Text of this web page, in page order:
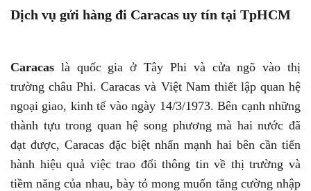
Dịch vụ gửi hàng đi Caracas uy tín tại TpHCM
Caracas là quốc gia ở Tây Phi và cửa ngõ vào thị
trường châu Phi. Caracas và Việt Nam thiết lập quan hệ
ngoại giao, kinh tế vào ngày 14/3/1973. Bên cạnh những
thành tựu trong quan hệ song phương mà hai nước đã
đạt được, Caracas đặc biệt nhấn mạnh hai bên cần tiến
hành hiệu quả việc trao đổi thông tin về thị trường và
tiềm năng của nhau, bày tỏ mong muốn tăng cường nhập